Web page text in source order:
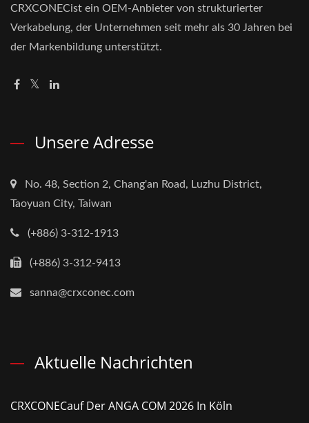
CRXCONECist ein OEM-Anbieter von strukturierter
Verkabelung, der Unternehmen seit mehr als 30 Jahren bei
der Markenbildung unterstützt.
Unsere Adresse
No. 48, Section 2, Chang'an Road, Luzhu District,
Taoyuan City, Taiwan
(+886) 3-312-1913
(+886) 3-312-9413
sanna@crxconec.com
Aktuelle Nachrichten
CRXCONECauf Der ANGA COM 2026 In Köln